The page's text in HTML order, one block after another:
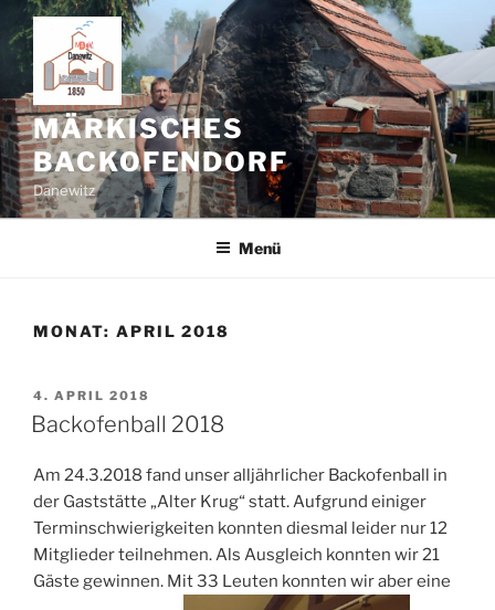
Zum
Inhalt
springen
MÄRKISCHES
BACKOFENDORF
Danewitz
Menü
MONAT: APRIL 2018
VERÖFFENTLICHT
AM
4. APRIL 2018
Backofenball 2018
Am 24.3.2018 fand unser alljährlicher Backofenball in
der Gaststätte „Alter Krug“ statt. Aufgrund einiger
Terminschwierigkeiten konnten diesmal leider nur 12
Mitglieder teilnehmen. Als Ausgleich konnten wir 21
Gäste gewinnen. Mit 33 Leuten konnten wir aber eine